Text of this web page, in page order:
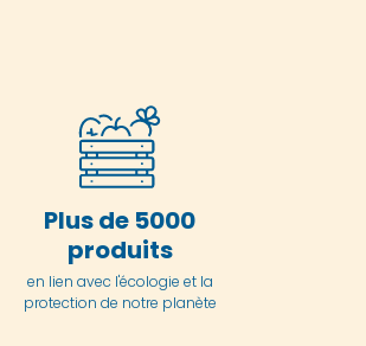
Plus de 5000
produits
en lien avec l'écologie et la
protection de notre planète